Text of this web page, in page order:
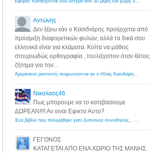
Εφορία: Κατάσχονται όλα ύστερα από 30 μέρες και χωρίς δικαστικές αποφάσεις - Λόγιος Ερμής
Αντώνης
Δεν ξέρω εάν ο Κασιδιάρης προέρχεται από
πρόσμιξη διαφορετικών φυλών, αλλά τα δικά σου
ελληνικά είναι για κλάματα. Κοίτα να μάθεις
στοιχειωδώς ορθογραφία...τουλάχιστον όταν θέτεις
ζήτημα για την...
Αμερικανοί ρατσιστές αναρωτιούνται αν ο Ηλίας Κασιδιάρης ανήκει στη λευκή φυλή... - Λόγιος Ερμής
Νικολαος46
Πως μπορουμε να το κατεβασουμε
ΔΩΡΕΑΝ!!!! Αν ειναι Εφικτο Αυτο?
Ένα βιβλίο που πολεμήθηκε γιατί ξυπνούσε συνειδήσεις... - Λόγιος Ερμής | Η γνώση ξεκινάει με την αναζήτηση...
ΓΕΓΟΝΟΣ
ΚΑΤΑΓΕΤΑΙ ΑΠΟ ΕΝΑ ΧΩΡΙΟ ΤΗΣ ΜΑΝΗΣ.